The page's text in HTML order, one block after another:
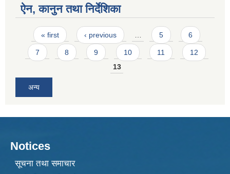
ऐन, कानुन तथा निर्देशिका
Pages
« first ‹ previous 5 6
7 8 9 10 11
12
13
अन्य
Notices
सूचना तथा समाचार